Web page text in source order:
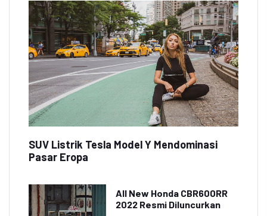
SUV Listrik Tesla Model Y Mendominasi
Pasar Eropa
All New Honda CBR600RR
2022 Resmi Diluncurkan